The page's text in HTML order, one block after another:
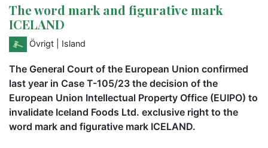
The word mark and figurative mark
ICELAND
Övrigt | Island
The General Court of the European Union confirmed
last year in Case T-105/23 the decision of the
European Union Intellectual Property Office (EUIPO) to
invalidate Iceland Foods Ltd. exclusive right to the
word mark and figurative mark ICELAND.